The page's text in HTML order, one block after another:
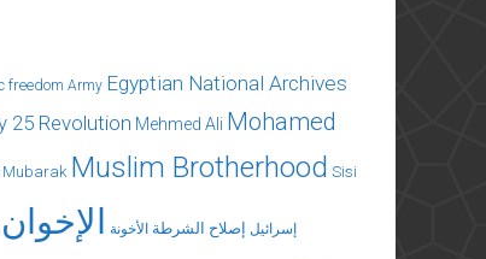
freedom Army Egyptian National Archives
25 Revolution Mehmed Ali Mohamed
Mubarak Muslim Brotherhood Sisi
إسرائيل إصلاح الشرطة الأخونة الإخوان